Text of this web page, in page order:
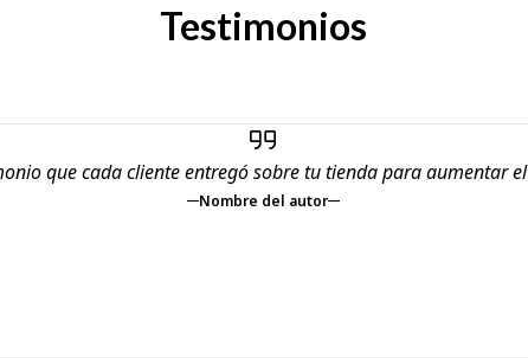
Testimonios
que cada cliente entregó sobre tu tienda para aumentar
Nombre del autor